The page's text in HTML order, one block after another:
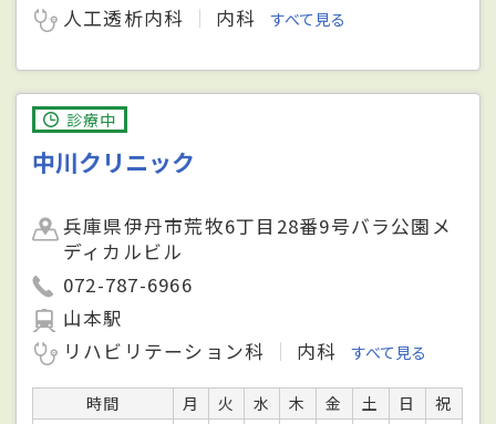
人工透析内科 内科 すべて見る
診療中
中川クリニック
兵庫県伊丹市荒牧6丁目28番9号バラ公園メ
ディカルビル
072-787-6966
山本駅
リハビリテーション科
内科 すべて見る
時間 月 火 水 木 金 土 日
祝